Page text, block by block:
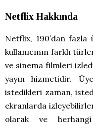
Netflix Hakkında
Netflix, 190’dan fazla
kullanıcının farklı
ve sinema filmleri
yayın hizmetidir.
istedikleri zaman,
ekranlarda
olarak ve